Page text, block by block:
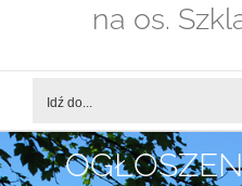
na os.
Idź do...